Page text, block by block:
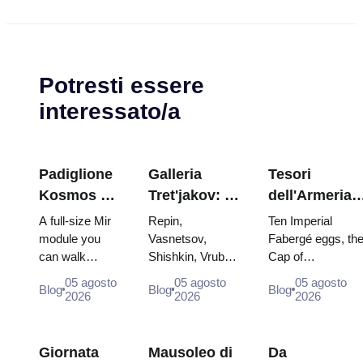
Potresti essere
interessato/a
Padiglione
Kosmos a
VDNKh:
all'interno
della più
grande
esposizione
della
A full-size Mir
module you
can walk
through, the
Energia–Buran
descent
Blog05 agosto
2026
Galleria
Tret'jakov: I
capolavori da
programmare
la visita
Repin,
Vasnetsov,
Shishkin, Vrubel,
Serov and
Surikov — the
they hang, and
Blog05 agosto
2026
Tesori
dell'Armeria
del Cremlino:
uova di
Fabergé,
e vesti di
Ten Imperial
Fabergé eggs, the
Cap of
Monomakh, the
double throne of
dress of
Blog 05 agosto
2026
Giornata
Mausoleo di
Da